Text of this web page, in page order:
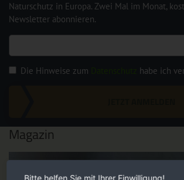
Naturschutz in Europa. Zwei Mal im Monat,
Newsletter abonnieren.
Die Hinweise zum habe ich
Magazin
Bitte helfen Sie mit Ihrer Einwilligung!